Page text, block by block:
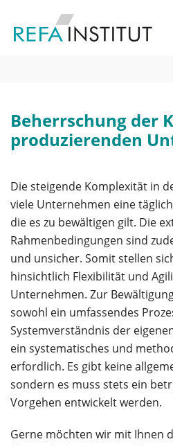
Beherrschung der
produzierenden
Die steigende Komplexität in
viele Unternehmen eine
die es zu bewältigen gilt. Die
Rahmenbedingungen sind
und unsicher. Somit stellen
hinsichtlich Flexibilität und
Unternehmen. Zur
sowohl ein umfassendes
Systemverständnis der
ein systematisches und
erfordlich. Es gibt keine
sondern es muss stets ein
Vorgehen entwickelt werden.
Gerne möchten wir mit Ihnen